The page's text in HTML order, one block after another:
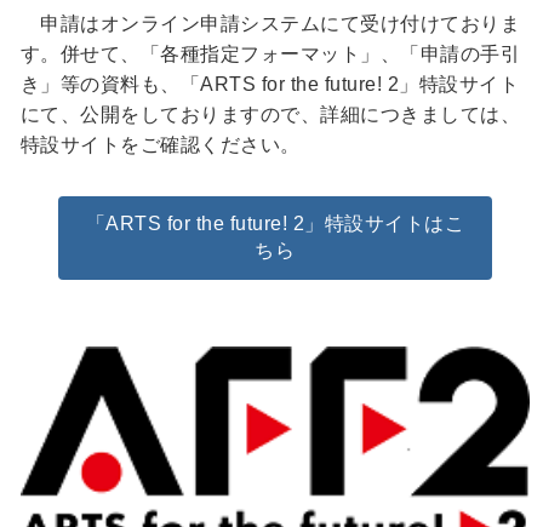
申請はオンライン申請システムにて受け付けておりま
す。併せて、「各種指定フォーマット」、「申請の手引
き」等の資料も、「ARTS for the future! 2」特設サイト
にて、公開をしておりますので、詳細につきましては、
特設サイトをご確認ください。
「ARTS for the future! 2」特設サイトはこ
ちら